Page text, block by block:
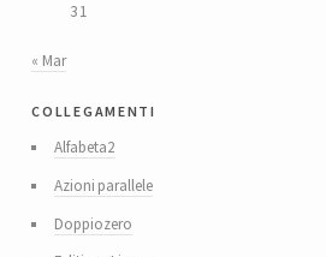
31
« Mar
collegamenti
Alfabeta2
Azioni parallele
Doppiozero